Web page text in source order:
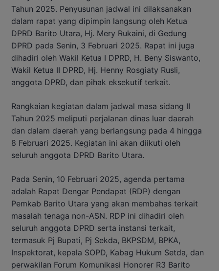
Tahun 2025. Penyusunan jadwal ini dilaksanakan
dalam rapat yang dipimpin langsung oleh Ketua
DPRD Barito Utara, Hj. Mery Rukaini, di Gedung
DPRD pada Senin, 3 Februari 2025. Rapat ini juga
dihadiri oleh Wakil Ketua I DPRD, H. Beny Siswanto,
Wakil Ketua II DPRD, Hj. Henny Rosgiaty Rusli,
anggota DPRD, dan pihak eksekutif terkait.
Rangkaian kegiatan dalam jadwal masa sidang II
Tahun 2025 meliputi perjalanan dinas luar daerah
dan dalam daerah yang berlangsung pada 4 hingga
8 Februari 2025. Kegiatan ini akan diikuti oleh
seluruh anggota DPRD Barito Utara.
Pada Senin, 10 Februari 2025, agenda pertama
adalah Rapat Dengar Pendapat (RDP) dengan
Pemkab Barito Utara yang akan membahas terkait
masalah tenaga non-ASN. RDP ini dihadiri oleh
seluruh anggota DPRD serta instansi terkait,
termasuk Pj Bupati, Pj Sekda, BKPSDM, BPKA,
Inspektorat, kepala SOPD, Kabag Hukum Setda, dan
perwakilan Forum Komunikasi Honorer R3 Barito